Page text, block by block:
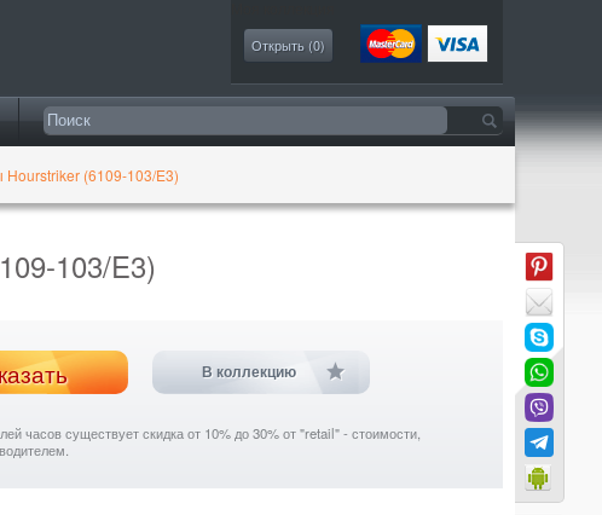
Открыть (0)
Hourstriker (6109-103/E3)
103/E3)
В коллекцию
часов существует скидка от 10% до 30% от "retail" - стоимости,